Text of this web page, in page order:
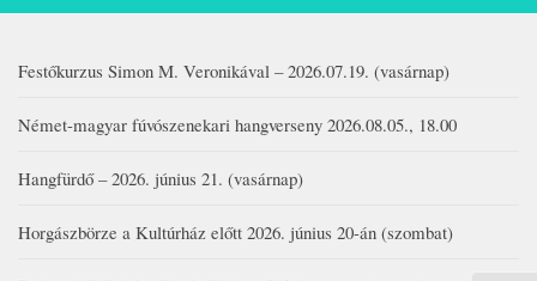
Festőkurzus Simon M. Veronikával – 2026.07.19. (vasárnap)
Német-magyar fúvószenekari hangverseny 2026.08.05., 18.00
Hangfürdő – 2026. június 21. (vasárnap)
Horgászbörze a Kultúrház előtt 2026. június 20-án (szombat)